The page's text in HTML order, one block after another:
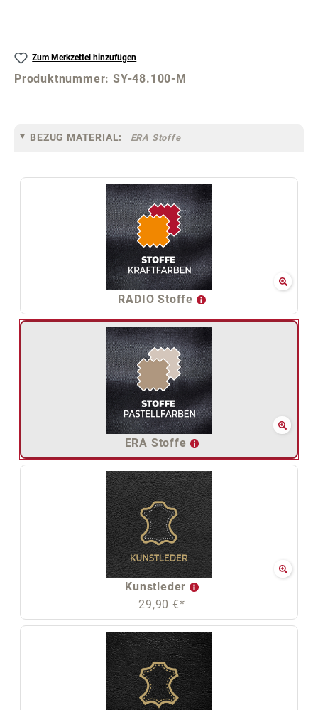
Zum Merkzettel hinzufügen
Produktnummer:SY-48.100-M
BEZUG MATERIAL: ERA Stoffe
RADIO Stoffe
ERA Stoffe
Kunstleder
29,90 €*